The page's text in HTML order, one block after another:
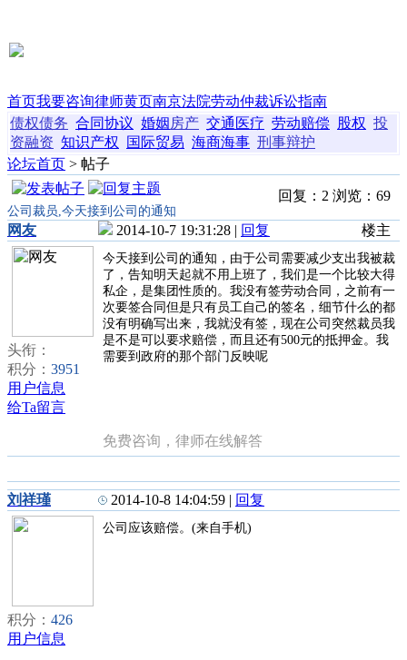
首页我要咨询律师黄页南京法院劳动仲裁诉讼指南
债权债务 合同协议 婚姻房产 交通 医疗 劳动赔偿 股权 投
资融资 知识产权 国际贸易 海商海事 刑事辩护
论坛首页 > 帖子
回复：2 浏览：69
公司裁员,今天接到公司的通知
网友
头衔：
积分： 3951
用户信息
给Ta留言
楼主
2014-10-7 19:31:28 | 回复
今天接到公司的通知，由于公司需要减少支出我被裁
了，告知明天起就不用上班了，我们是一个比较大得
私企，是集团性质的。我没有签劳动合同，之前有一
次要签合同但是只有员工自己的签名，细节什么的都
没有明确写出来，我就没有签，现在公司突然裁员我
是不是可以要求赔偿，而且还有500元的抵押金。我
需要到政府的那个部门反映呢
免费咨询，律师在线解答
刘祥瑾
积分： 426
用户信息
2014-10-8 14:04:59 | 回复
公司应该赔偿。(来自手机)